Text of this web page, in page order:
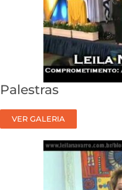
Palestras
VER GALERIA